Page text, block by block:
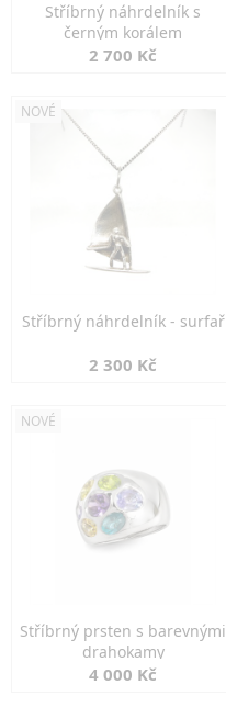
Stříbrný náhrdelník s
černým korálem
2 700 Kč
NOVÉ
Stříbrný náhrdelník - surfař
2 300 Kč
NOVÉ
Stříbrný prsten s barevnými
drahokamy
4 000 Kč